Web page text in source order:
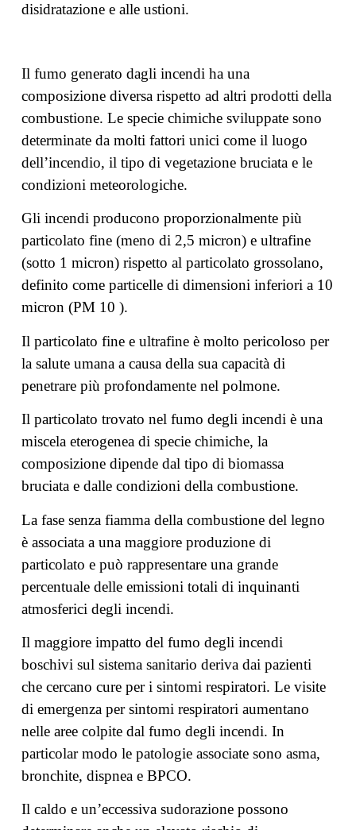
disidratazione e alle ustioni.
Il fumo generato dagli incendi ha una
composizione diversa rispetto ad altri prodotti della
combustione. Le specie chimiche sviluppate sono
determinate da molti fattori unici come il luogo
dell’incendio, il tipo di vegetazione bruciata e le
condizioni meteorologiche.
Gli incendi producono proporzionalmente più
particolato fine (meno di 2,5 micron) e ultrafine
(sotto 1 micron) rispetto al particolato grossolano,
definito come particelle di dimensioni inferiori a 10
micron (PM 10 ).
Il particolato fine e ultrafine è molto pericoloso per
la salute umana a causa della sua capacità di
penetrare più profondamente nel polmone.
Il particolato trovato nel fumo degli incendi è una
miscela eterogenea di specie chimiche, la
composizione dipende dal tipo di biomassa
bruciata e dalle condizioni della combustione.
La fase senza fiamma della combustione del legno
è associata a una maggiore produzione di
particolato e può rappresentare una grande
percentuale delle emissioni totali di inquinanti
atmosferici degli incendi.
Il maggiore impatto del fumo degli incendi
boschivi sul sistema sanitario deriva dai pazienti
che cercano cure per i sintomi respiratori. Le visite
di emergenza per sintomi respiratori aumentano
nelle aree colpite dal fumo degli incendi. In
particolar modo le patologie associate sono asma,
bronchite, dispnea e BPCO.
Il caldo e un’eccessiva sudorazione possono